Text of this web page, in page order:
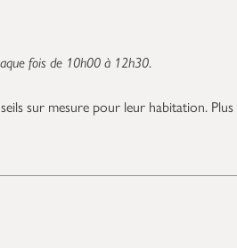
fois de 10h00 à 12h30.
sur mesure pour leur habitation. Plus